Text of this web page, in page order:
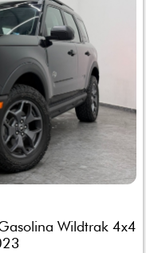
Wildtrak 4x4